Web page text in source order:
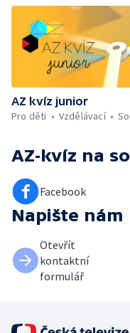
AZ kvíz junior
Pro děti
Vzdělávací
AZ-kvíz na
Facebook
Napište nám
Otevřít
kontaktní
formulář